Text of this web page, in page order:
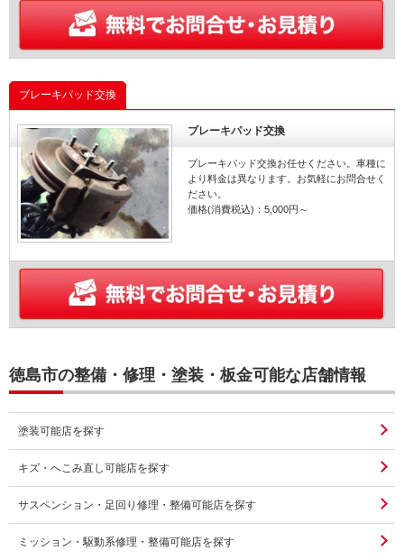
ブレーキパッド交換
ブレーキパッド交換
ブレーキパッド交換お任せください。車種に
より料金は異なります。お気軽にお問合せく
ださい。
価格(消費税込)：5,000円～
徳島市の整備・修理・塗装・板金可能な店舗情報
塗装可能店を探す
キズ・へこみ直し可能店を探す
サスペンション・足回り修理・整備可能店を探す
ミッション・駆動系修理・整備可能店を探す